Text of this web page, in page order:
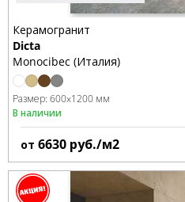
Керамогранит
Dicta
Monocibec (Италия)
Размер: 600x1200 мм
В наличии
от 6630 руб./м2